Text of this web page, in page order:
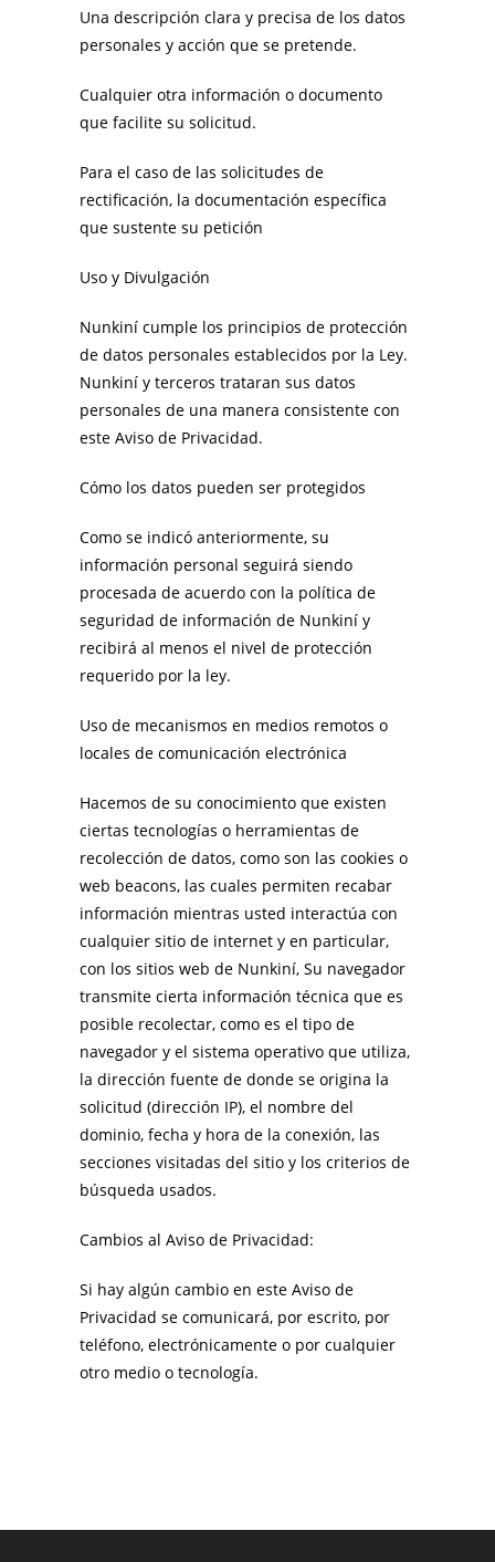
Una descripción clara y precisa de los datos
personales y acción que se pretende.
Cualquier otra información o documento
que facilite su solicitud.
Para el caso de las solicitudes de
rectificación, la documentación específica
que sustente su petición
Uso y Divulgación
Nunkiní cumple los principios de protección
de datos personales establecidos por la Ley.
Nunkiní y terceros trataran sus datos
personales de una manera consistente con
este Aviso de Privacidad.
Cómo los datos pueden ser protegidos
Como se indicó anteriormente, su
información personal seguirá siendo
procesada ​​de acuerdo con la política de
seguridad de información de Nunkiní y
recibirá al menos el nivel de protección
requerido por la ley.
Uso de mecanismos en medios remotos o
locales de comunicación electrónica
Hacemos de su conocimiento que existen
ciertas tecnologías o herramientas de
recolección de datos, como son las cookies o
web beacons, las cuales permiten recabar
información mientras usted interactúa con
cualquier sitio de internet y en particular,
con los sitios web de Nunkiní, Su navegador
transmite cierta información técnica que es
posible recolectar, como es el tipo de
navegador y el sistema operativo que utiliza,
la dirección fuente de donde se origina la
solicitud (dirección IP), el nombre del
dominio, fecha y hora de la conexión, las
secciones visitadas del sitio y los criterios de
búsqueda usados.
Cambios al Aviso de Privacidad:
Si hay algún cambio en este Aviso de
Privacidad se comunicará, por escrito, por
teléfono, electrónicamente o por cualquier
otro medio o tecnología.